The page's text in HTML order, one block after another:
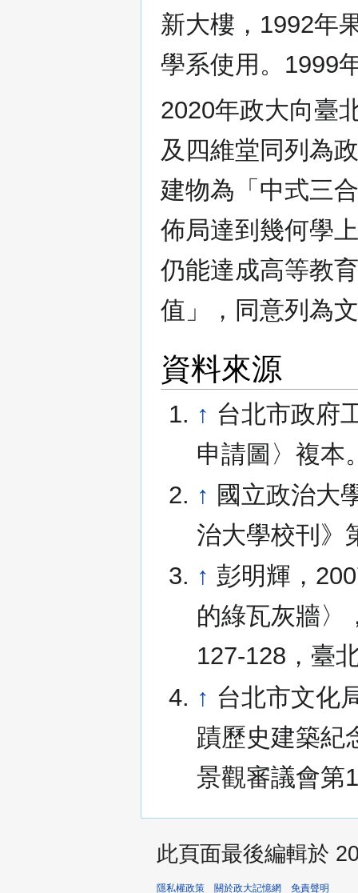
新大樓，1992年
學系使用。1999
2020年政大向臺
及四維堂同列為
建物為「中式三
佈局達到幾何學
仍能達成高等教
值」，同意列為
資料來源
↑ 台北市政府
申請圖〉複本
↑ 國立政治大
治大學校刊》
↑ 彭明輝，
的綠瓦灰牆〉
127-128，臺
↑ 台北市文化
蹟歷史建築紀
景觀審議會第
此頁面最後編輯於
隱私權政策 關於政大記憶網 免責聲明